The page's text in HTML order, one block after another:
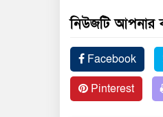
নিউজটি আপনার
Facebook
Pinterest